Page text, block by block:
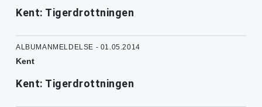
Kent: Tigerdrottningen
ALBUMANMELDELSE - 01.05.2014
Kent
Kent: Tigerdrottningen